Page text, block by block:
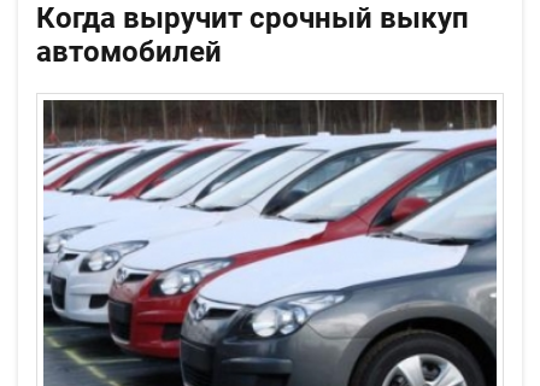
Когда выручит срочный выкуп
автомобилей